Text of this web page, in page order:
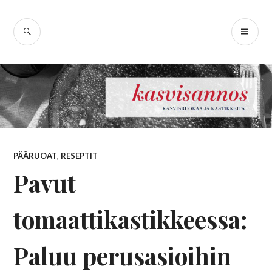
content
SEARCH
PÄÄRUOAT, RESEPTIT
Pavut
tomaattikastikkeessa:
Paluu perusasioihin